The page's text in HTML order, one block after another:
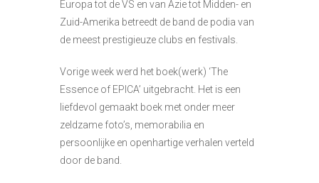
Europa tot de VS en van Azie tot Midden- en
Zuid-Amerika betreedt de band de podia van
de meest prestigieuze clubs en festivals.
Vorige week werd het boek(werk) ‘The
Essence of EPICA’ uitgebracht. Het is een
liefdevol gemaakt boek met onder meer
zeldzame foto’s, memorabilia en
persoonlijke en openhartige verhalen verteld
door de band.